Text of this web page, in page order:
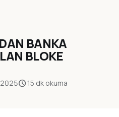
BANKA
BLOKE
schedule15 dk okuma